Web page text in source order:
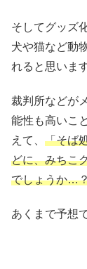
そしてグッズ
犬や猫など動
れると思いま
裁判所などが
能性も高いこ
えて、 「そば
どに、みちこ
でしょうか…
あくまで予想